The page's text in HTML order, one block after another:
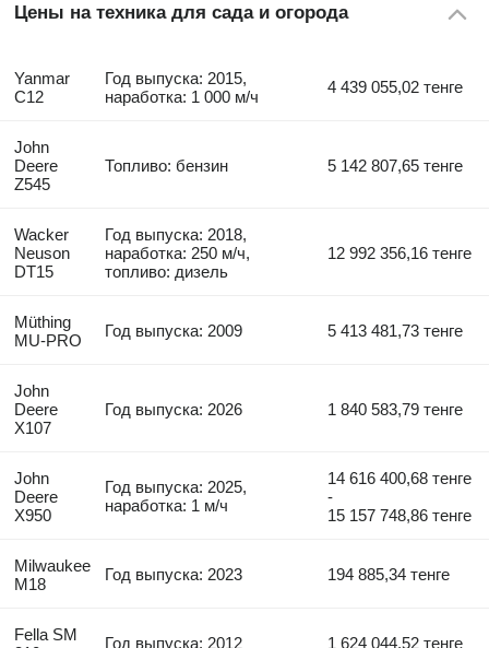
Цены на техника для сада и огорода
Yanmar
C12
Год выпуска: 2015,
наработка: 1 000 м/ч
4 439 055,02 тенге
John
Deere
Z545
Топливо: бензин 5 142 807,65 тенге
Wacker
Neuson
DT15
Год выпуска: 2018,
наработка: 250 м/ч,
топливо: дизель
12 992 356,16 тенге
Müthing
MU-PRO
Год выпуска: 2009 5 413 481,73 тенге
John
Deere
X107
Год выпуска: 2026 1 840 583,79 тенге
John
Deere
X950
Год выпуска: 2025,
наработка: 1 м/ч
14 616 400,68 тенге
-
15 157 748,86 тенге
Milwaukee
M18
Год выпуска: 2023 194 885,34 тенге
Fella SM
Год выпуска: 2012 1 624 044,52 тенге